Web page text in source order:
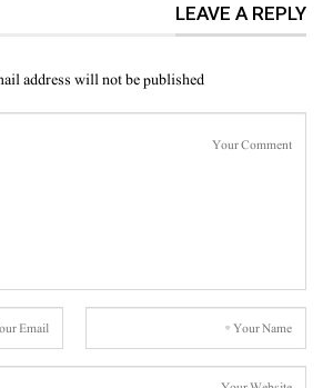
LEAVE A REPLY
address will not be published.